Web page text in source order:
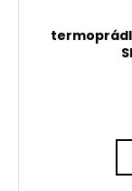
termoprádlo